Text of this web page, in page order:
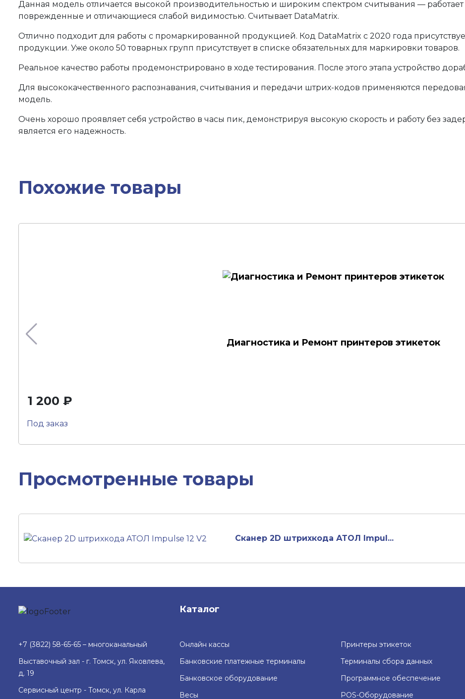
Данная модель отличается высокой производительностью и широким спектром считывания —
поврежденные и отличающиеся слабой видимостью. Считывает DataMatrix.
Отлично подходит для работы с промаркированной продукцией. Код DataMatrix с 2020 года
продукции. Уже около 50 товарных групп присутствует в списке обязательных для маркировки товаров.
Реальное качество работы продемонстрировано в ходе тестирования. После этого этапа устройство
Для высококачественного распознавания, считывания и передачи штрих-кодов применяются
модель.
Очень хорошо проявляет себя устройство в часы пик, демонстрируя высокую скорость и работу без
является его надежность.
Похожие товары
Диагностика и Ремонт принтеров этикеток
1 200 ₽
Под заказ
Просмотренные товары
Сканер 2D штрихкода АТОЛ Impul...
Каталог
+7 (3822) 58-65-65 – многоканальный
Выставочный зал - г. Томск, ул. Яковлева,
д. 19
Сервисный центр - Томск, ул. Карла
Онлайн кассы
Банковские платежные терминалы
Банковское оборудование
Весы
Принтеры этикеток
Терминалы сбора данных
Программное обеспечение
POS-Оборудование